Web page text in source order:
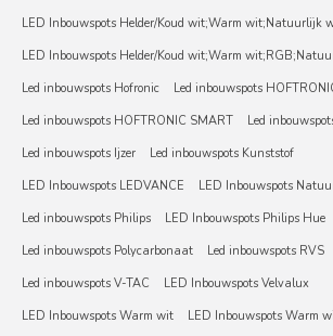
LED Inbouwspots Helder/Koud wit;Warm wit;Natuurlijk
LED Inbouwspots Helder/Koud wit;Warm
Led inbouwspots Hofronic
Led inbouwspots
Led inbouwspots HOFTRONIC SMART
Led
Led inbouwspots Ijzer
Led inbouwspots Kunststof
LED Inbouwspots LEDVANCE
LED Inbouwspots
Led inbouwspots Philips
LED Inbouwspots Philips Hue
Led inbouwspots Polycarbonaat
Led inbouwspots RVS
Led inbouwspots V-TAC
LED Inbouwspots Velvalux
LED Inbouwspots Warm wit
LED Inbouwspots Warm